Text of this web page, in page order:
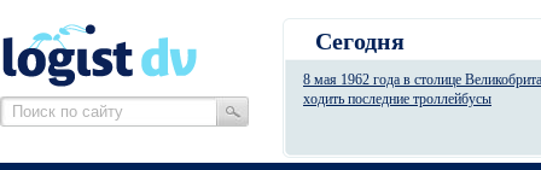
Сегодня
8 мая 1962 года в столице
ходить последние троллейбусы